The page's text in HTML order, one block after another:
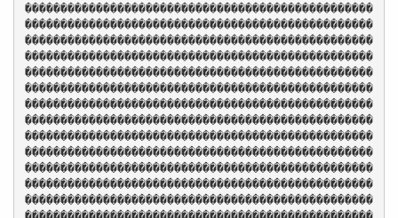
�������������������������������������������������
�������������������������������������������������
�������������������������������������������������
�������������������������������������������������
�������������������������������������������������
�������������������������������������������������
�������������������������������������������������
�������������������������������������������������
�������������������������������������������������
�������������������������������������������������
�������������������������������������������������
�������������������������������������������������
�������������������������������������������������
�������������������������������������������������